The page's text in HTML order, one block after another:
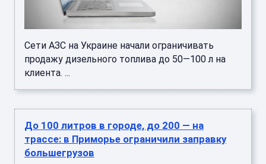
Сети АЗС на Украине начали ограничивать
продажу дизельного топлива до 50—100 л на
клиента. ...
До 100 литров в городе, до 200 — на
трассе: в Приморье ограничили заправку
большегрузов